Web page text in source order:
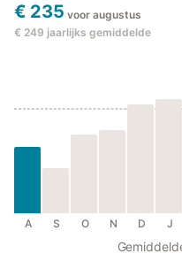
€ 235 voor augustus
€ 249 jaarlijks gemiddelde
A S O N D J